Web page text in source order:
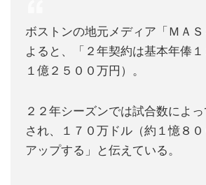
ボストンの地元メディア「ＭＡ
よると、「２年契約は基本年俸
１億２５００万円）。
２２年シーズンでは試合数によ
され、１７０万ドル（約１憶８
アップする」と伝えている。